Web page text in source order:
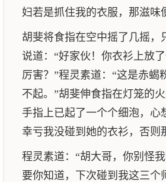
妇若是抓住我的衣服，那滋味
胡斐将食指在空中摇了几摇，
说道：“好家伙！你衣衫上放
厉害？”程灵素道：“这是赤蝎
不起。”胡斐伸食指在灯笼的
手指上已起了一个个细泡，心
幸亏我没碰到她的衣衫，否则
程灵素道：“胡大哥，你别怪
要你知道，下次碰到我这三个